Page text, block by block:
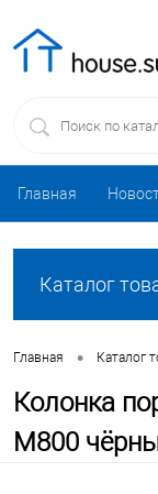
Главная
Каталог
Главная • Каталог
Колонка
M800